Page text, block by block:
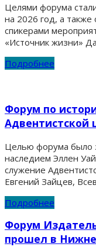
Целями форума
на 2026 год, а
спикерами
«Источник жизни»
Подробнее
Форум по
Адвентистской
Целью форума было
наследием Эллен
служение
Евгений Зайцев,
Подробнее
Форум
прошел в